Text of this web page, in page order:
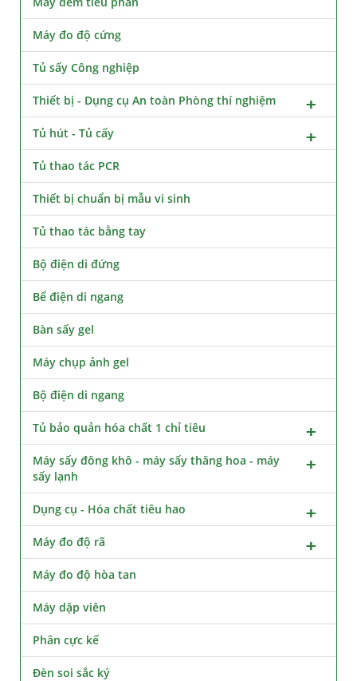
Máy đo độ cứng
Tủ sấy Công nghiệp
Thiết bị - Dụng cụ An toàn Phòng thí nghiệm
Tủ hút - Tủ cấy
Tủ thao tác PCR
Thiết bị chuẩn bị mẫu vi sinh
Tủ thao tác bằng tay
Bộ điện di đứng
Bể điện di ngang
Bàn sấy gel
Máy chụp ảnh gel
Bộ điện di ngang
Tủ bảo quản hóa chất 1 chỉ tiêu
Máy sấy đông khô - máy sấy thăng hoa - máy
sấy lạnh
Dụng cụ - Hóa chất tiêu hao
Máy đo độ rã
Máy đo độ hòa tan
Máy dập viên
Phân cực kế
Đèn soi sắc ký